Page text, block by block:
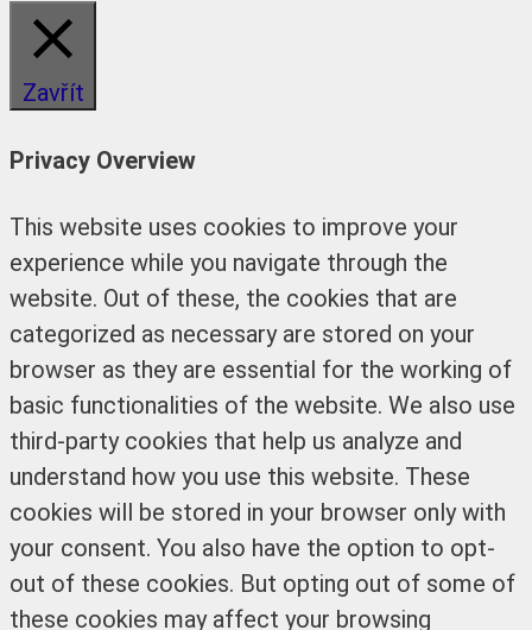
Zavřít
Privacy Overview
This website uses cookies to improve your
experience while you navigate through the
website. Out of these, the cookies that are
categorized as necessary are stored on your
browser as they are essential for the working of
basic functionalities of the website. We also use
third-party cookies that help us analyze and
understand how you use this website. These
cookies will be stored in your browser only with
your consent. You also have the option to opt-
out of these cookies. But opting out of some of
these cookies may affect your browsing